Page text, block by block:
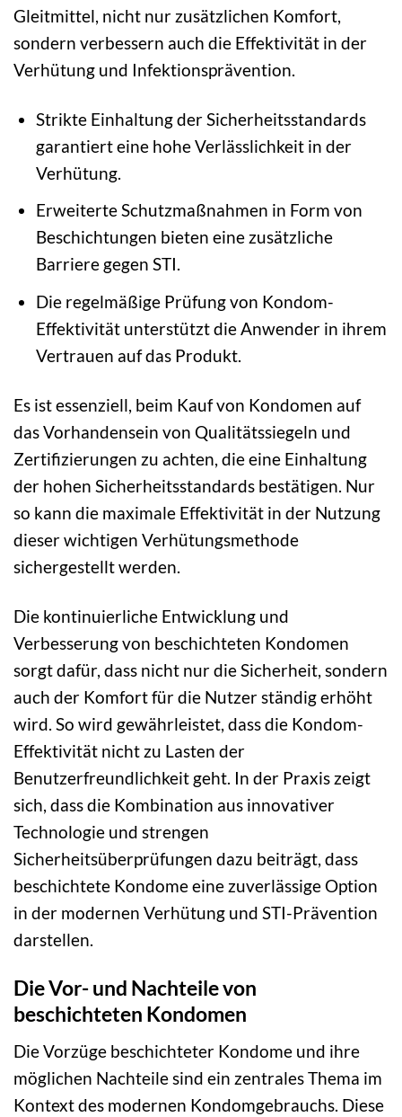
Gleitmittel, nicht nur zusätzlichen Komfort,
sondern verbessern auch die Effektivität in der
Verhütung und Infektionsprävention.
Strikte Einhaltung der Sicherheitsstandards
garantiert eine hohe Verlässlichkeit in der
Verhütung.
Erweiterte Schutzmaßnahmen in Form von
Beschichtungen bieten eine zusätzliche
Barriere gegen STI.
Die regelmäßige Prüfung von Kondom-
Effektivität unterstützt die Anwender in ihrem
Vertrauen auf das Produkt.
Es ist essenziell, beim Kauf von Kondomen auf
das Vorhandensein von Qualitätssiegeln und
Zertifizierungen zu achten, die eine Einhaltung
der hohen Sicherheitsstandards bestätigen. Nur
so kann die maximale Effektivität in der Nutzung
dieser wichtigen Verhütungsmethode
sichergestellt werden.
Die kontinuierliche Entwicklung und
Verbesserung von beschichteten Kondomen
sorgt dafür, dass nicht nur die Sicherheit, sondern
auch der Komfort für die Nutzer ständig erhöht
wird. So wird gewährleistet, dass die Kondom-
Effektivität nicht zu Lasten der
Benutzerfreundlichkeit geht. In der Praxis zeigt
sich, dass die Kombination aus innovativer
Technologie und strengen
Sicherheitsüberprüfungen dazu beiträgt, dass
beschichtete Kondome eine zuverlässige Option
in der modernen Verhütung und STI-Prävention
darstellen.
Die Vor- und Nachteile von
beschichteten Kondomen
Die Vorzüge beschichteter Kondome und ihre
möglichen Nachteile sind ein zentrales Thema im
Kontext des modernen Kondomgebrauchs. Diese